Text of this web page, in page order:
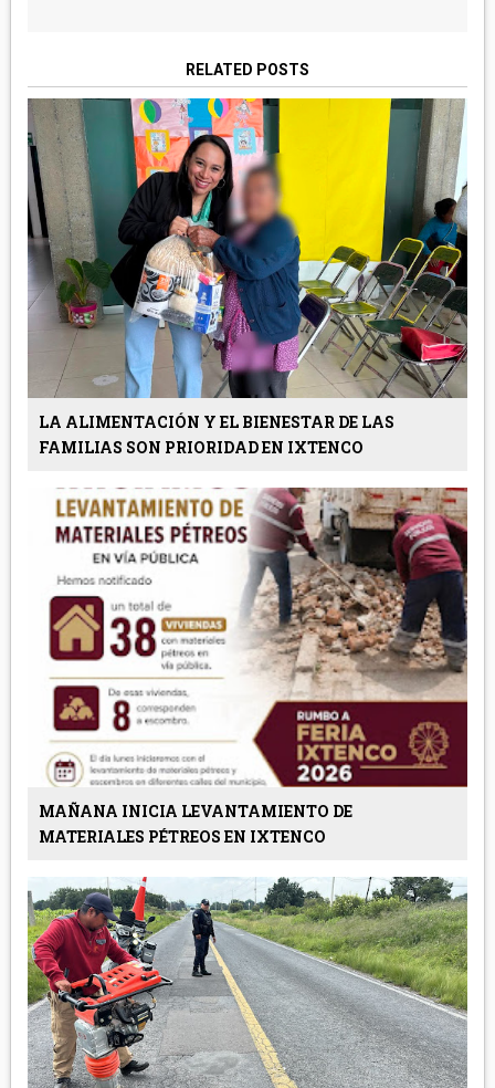
RELATED POSTS
LA ALIMENTACIÓN Y EL BIENESTAR DE LAS
FAMILIAS SON PRIORIDAD EN IXTENCO
MAÑANA INICIA LEVANTAMIENTO DE
MATERIALES PÉTREOS EN IXTENCO